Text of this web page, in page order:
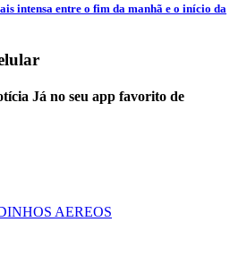
intensa entre o fim da manhã e o início da
Já no seu app favorito de